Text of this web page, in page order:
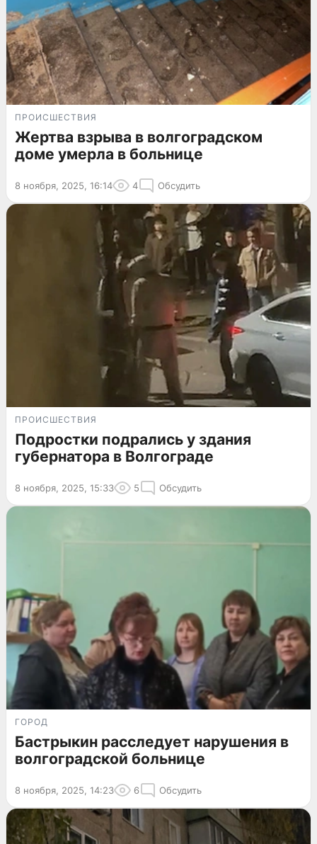
ПРОИСШЕСТВИЯ
Жертва взрыва в волгоградском
доме умерла в больнице
8 ноября, 2025, 16:14 4 Обсудить
ПРОИСШЕСТВИЯ
Подростки подрались у здания
губернатора в Волгограде
8 ноября, 2025, 15:33 5 Обсудить
ГОРОД
Бастрыкин расследует нарушения в
волгоградской больнице
8 ноября, 2025, 14:23 6 Обсудить